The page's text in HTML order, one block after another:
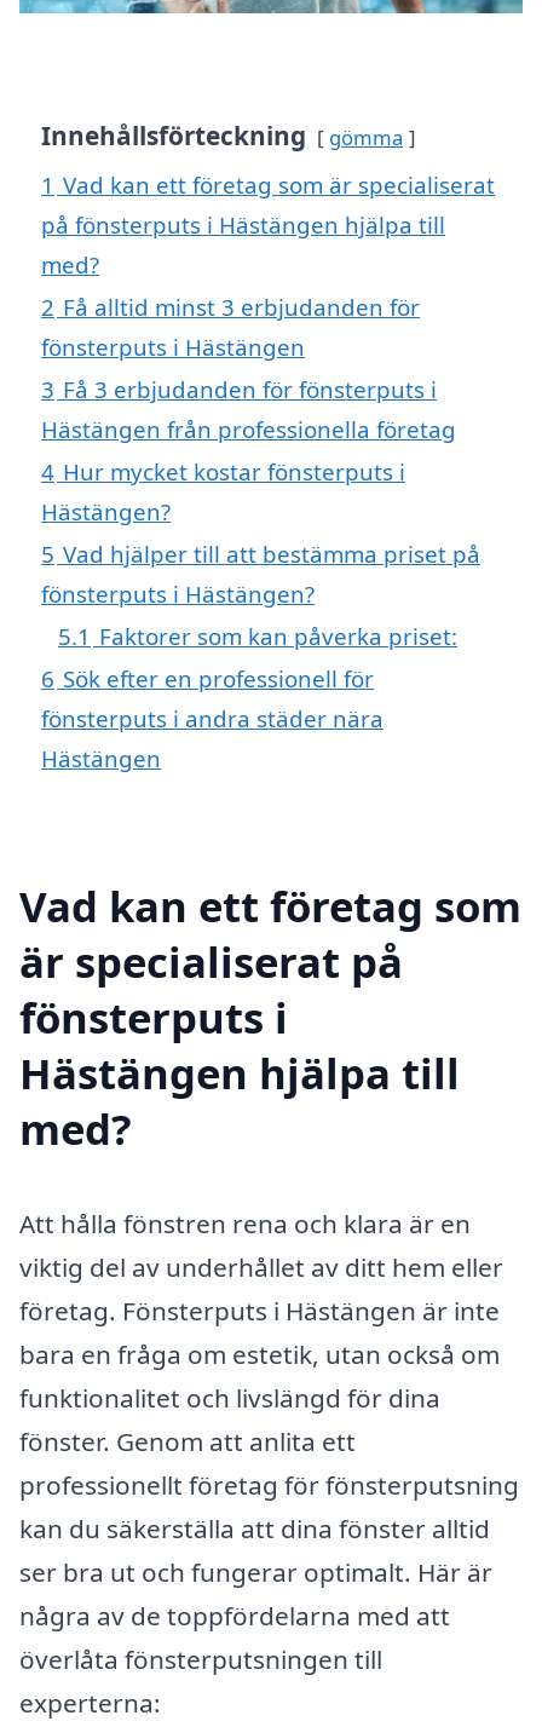
Innehållsförteckning gömma
1 Vad kan ett företag som är specialiserat
på fönsterputs i Hästängen hjälpa till
med?
2 Få alltid minst 3 erbjudanden för
fönsterputs i Hästängen
3 Få 3 erbjudanden för fönsterputs i
Hästängen från professionella företag
4 Hur mycket kostar fönsterputs i
Hästängen?
5 Vad hjälper till att bestämma priset på
fönsterputs i Hästängen?
5.1 Faktorer som kan påverka priset:
6 Sök efter en professionell för
fönsterputs i andra städer nära
Hästängen
Vad kan ett företag som
är specialiserat på
fönsterputs i
Hästängen hjälpa till
med?
Att hålla fönstren rena och klara är en
viktig del av underhållet av ditt hem eller
företag. Fönsterputs i Hästängen är inte
bara en fråga om estetik, utan också om
funktionalitet och livslängd för dina
fönster. Genom att anlita ett
professionellt företag för fönsterputsning
kan du säkerställa att dina fönster alltid
ser bra ut och fungerar optimalt. Här är
några av de toppfördelarna med att
överlåta fönsterputsningen till
experterna: